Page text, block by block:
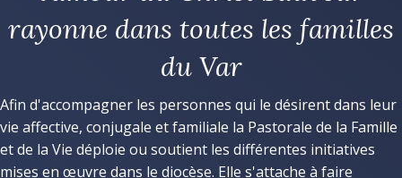
rayonne dans toutes les familles
du Var
Afin d'accompagner les personnes qui le désirent dans leur
vie affective, conjugale et familiale la Pastorale de la Famille
et de la Vie déploie ou soutient les différentes initiatives
mises en œuvre dans le diocèse. Elle s'attache à faire